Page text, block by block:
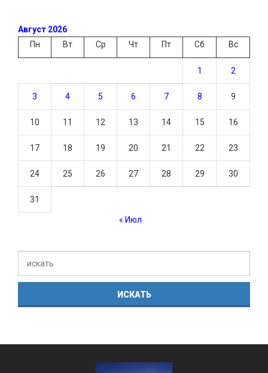
Август 2026
Пн
Вт Ср Чт Пт Сб Вс
1 2
3 4 5 6 7 8 9
10 11 12 13 14 15 16
17 18 19 20 21 22 23
24 25 26 27 28 29 30
31
« Июл